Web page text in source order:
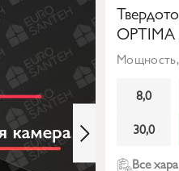
OPTIMA
8,0
30,0
Все